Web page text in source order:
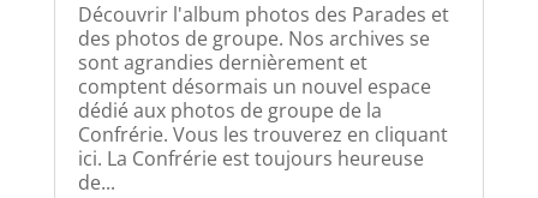
Découvrir l'album photos des Parades et
des photos de groupe. Nos archives se
sont agrandies dernièrement et
comptent désormais un nouvel espace
dédié aux photos de groupe de la
Confrérie. Vous les trouverez en cliquant
ici. La Confrérie est toujours heureuse
de...